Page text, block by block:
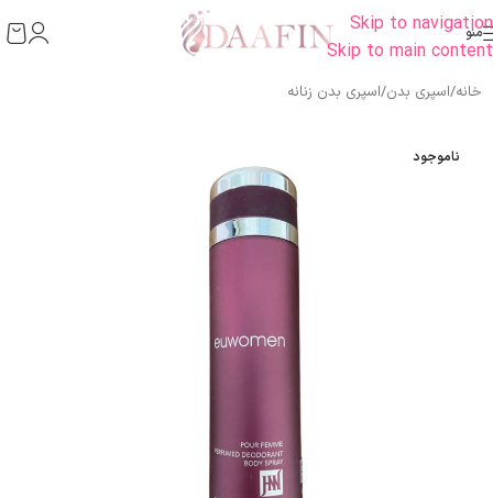
Skip to navigation
Skip to main content
منو
خانه/اسپری بدن/اسپری بدن زنانه
ناموجود